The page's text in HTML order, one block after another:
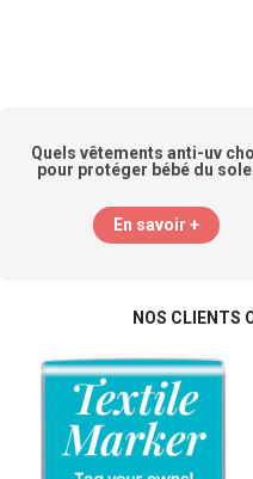
Quels vêtements anti-uv
pour protéger bébé du
En savoir +
NOS CLIENTS